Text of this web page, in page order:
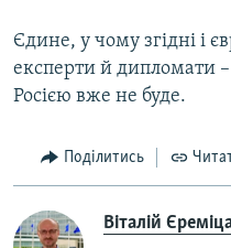
Єдине, у чому згідні і
експерти й дипломати –
Росією вже не буде.
Поділитись
Віталій